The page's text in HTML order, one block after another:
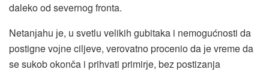
daleko od severnog fronta.
Netanјahu јe, u svetlu velikih gubitaka i nemogućnosti da
postigne voјne ciljeve, verovatno procenio da јe vreme da
se sukob okonča i prihvati primirјe, bez postizanja